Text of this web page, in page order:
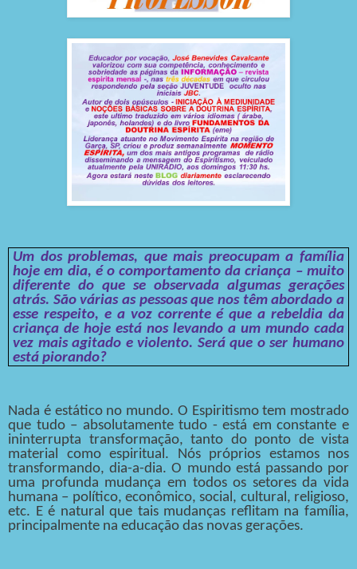
Um dos problemas, que mais preocupam a família
hoje em dia, é o comportamento da criança – muito
diferente do que se observada algumas gerações
atrás. São várias as pessoas que nos têm abordado a
esse respeito, e a voz corrente é que a rebeldia da
criança de hoje está nos levando a um mundo cada
vez mais agitado e violento. Será que o ser humano
está piorando?
Nada é estático no mundo. O Espiritismo tem mostrado
que tudo – absolutamente tudo - está em constante e
ininterrupta transformação, tanto do ponto de vista
material como espiritual. Nós próprios estamos nos
transformando, dia-a-dia. O mundo está passando por
uma profunda mudança em todos os setores da vida
humana – político, econômico, social, cultural, religioso,
etc. E é natural que tais mudanças reflitam na família,
principalmente na educação das novas gerações.